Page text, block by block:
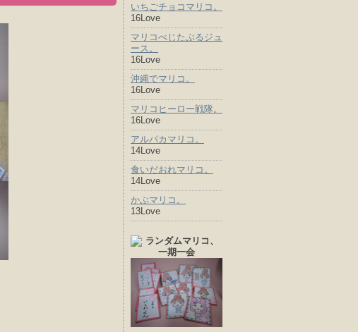
いちごチョコマリコ。
16Love
マリコべじたぶるジュ
ース。
16Love
沖縄でマリコ。
16Love
マリコヒーロー戦隊。
16Love
アルパカマリコ。
14Love
食いだおれマリコ。
14Love
かぶマリコ。
13Love